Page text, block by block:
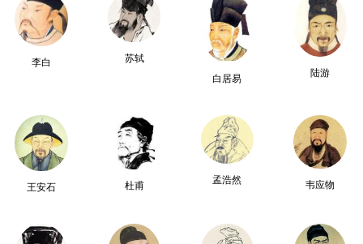
李白
苏轼
白居易
陆游
王安石 杜甫
孟浩然 韦应物